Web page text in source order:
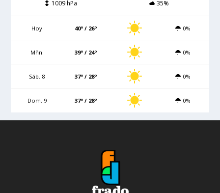
1009 hPa
35%
Hoy 40º / 26º 0%
Mñn. 39º / 24º 0%
Sáb. 8 37º / 28º 0%
Dom. 9 37º / 28º 0%